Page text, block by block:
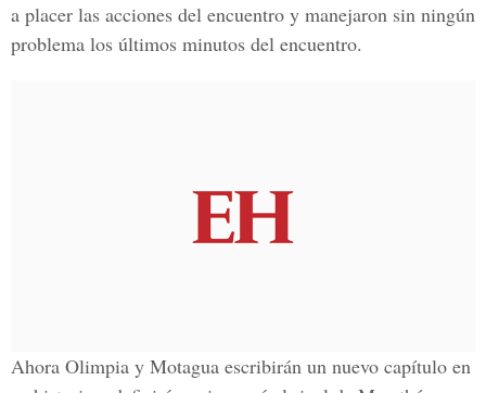
a placer las acciones del encuentro y manejaron sin ningún
problema los últimos minutos del encuentro.
Ahora Olimpia y Motagua escribirán un nuevo capítulo en